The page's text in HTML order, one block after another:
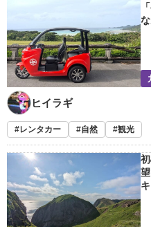
ヒイラギ
レンタカー 自然 観光